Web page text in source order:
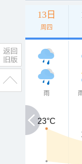
13日
周四
雨
23°C
23°C